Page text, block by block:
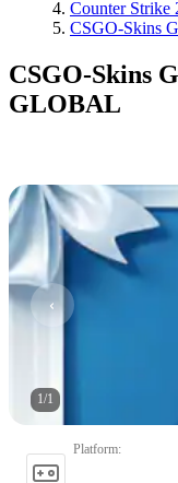
Counter Strike
CSGO-Skins
CSGO-Skins
GLOBAL
1/1
Platform: